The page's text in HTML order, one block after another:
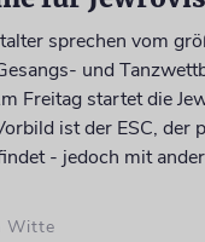
sprechen vom
und
Freitag startet die
ist der ESC, der
- jedoch mit
Witte